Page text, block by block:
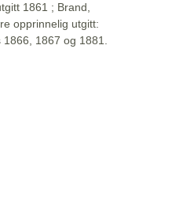
1861 ; Brand,
opprinnelig utgitt:
1867 og 1881.